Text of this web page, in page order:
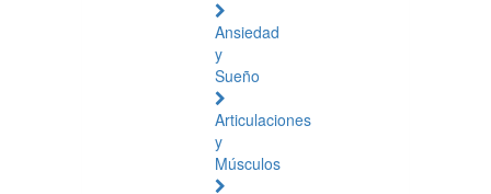
Ansiedad
y
Sueño
Articulaciones
y
Músculos